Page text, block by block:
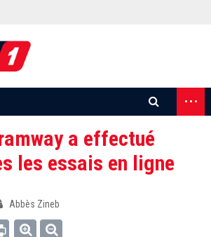
...
a effectué
les essais en ligne
Abbès Zineb
Print